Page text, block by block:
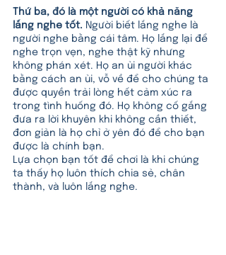
Thứ ba, đó là một người có khả năng
lắng nghe tốt. Người biết lắng nghe là
người nghe bằng cái tâm. Họ lắng lại để
nghe trọn vẹn, nghe thật kỹ nhưng
không phán xét. Họ an ủi người khác
bằng cách an ủi, vỗ về để cho chúng ta
được quyền trải lòng hết cảm xúc ra
trong tình huống đó. Họ không cố gắng
đưa ra lời khuyên khi không cần thiết,
đơn giản là họ chỉ ở yên đó để cho bạn
được là chính bạn.
Lựa chọn bạn tốt để chơi là khi chúng
ta thấy họ luôn thích chia sẻ, chân
thành, và luôn lắng nghe.